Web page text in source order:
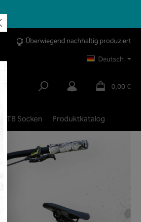
Überwiegend nachhaltig produziert
Deutsch
0,00 €
MTB Socken
Produktkatalog